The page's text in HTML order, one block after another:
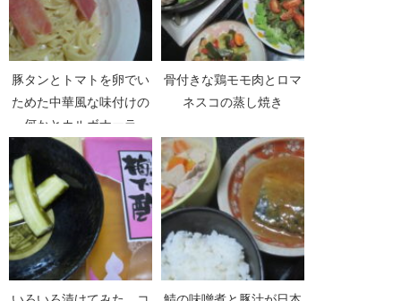
豚タンとトマトを卵でい
ためた中華風な味付けの
何かとカルボナーラ
骨付きな鶏モモ肉とロマ
ネスコの蒸し焼き